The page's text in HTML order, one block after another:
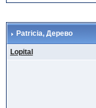
Patricia, Дерево
Lopital